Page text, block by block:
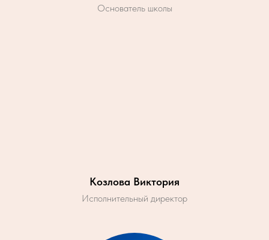
Основатель школы
Козлова Виктория
Исполнительный директор